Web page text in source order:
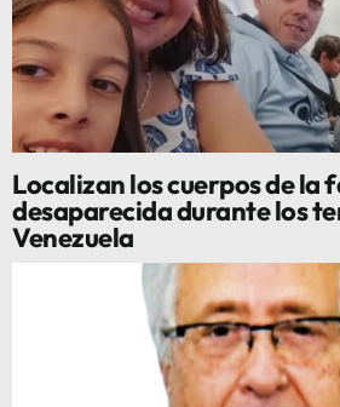
Localizan los cuerpos de la
desaparecida durante los
Venezuela